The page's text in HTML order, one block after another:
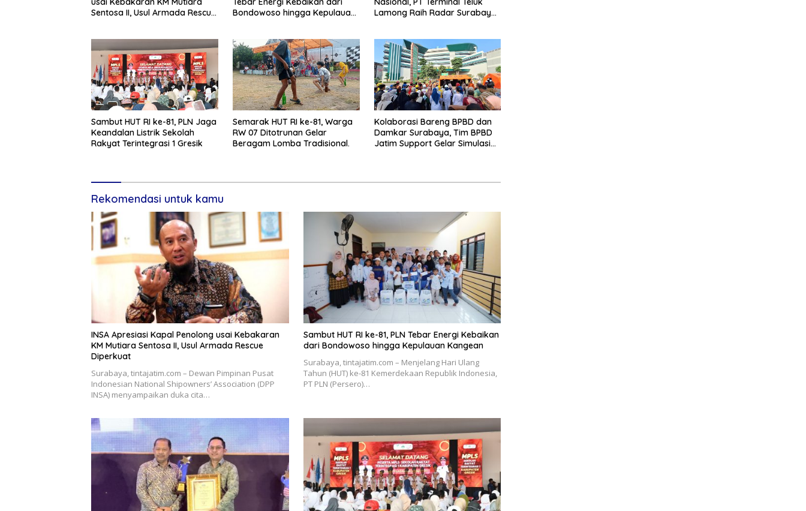
Sentosa II, Usul Armada Rescue
Bondowoso hingga Kepulauan
Lamong Raih Radar Surabaya
Sambut HUT RI ke-81, PLN Jaga
Keandalan Listrik Sekolah
Rakyat Terintegrasi 1 Gresik
Semarak HUT RI ke-81, Warga
RW 07 Ditotrunan Gelar
Beragam Lomba Tradisional.
Kolaborasi Bareng BPBD dan
Damkar Surabaya, Tim BPBD
Jatim Support Gelar Simulasi
Rekomendasi untuk kamu
INSA Apresiasi Kapal Penolong usai Kebakaran
KM Mutiara Sentosa II, Usul Armada Rescue
Diperkuat
Surabaya, tintajatim.com – Dewan Pimpinan Pusat
Indonesian National Shipowners’ Association (DPP
INSA) menyampaikan duka cita…
Sambut HUT RI ke-81, PLN Tebar Energi Kebaikan
dari Bondowoso hingga Kepulauan Kangean
Surabaya, tintajatim.com – Menjelang Hari Ulang
Tahun (HUT) ke-81 Kemerdekaan Republik Indonesia,
PT PLN (Persero)…